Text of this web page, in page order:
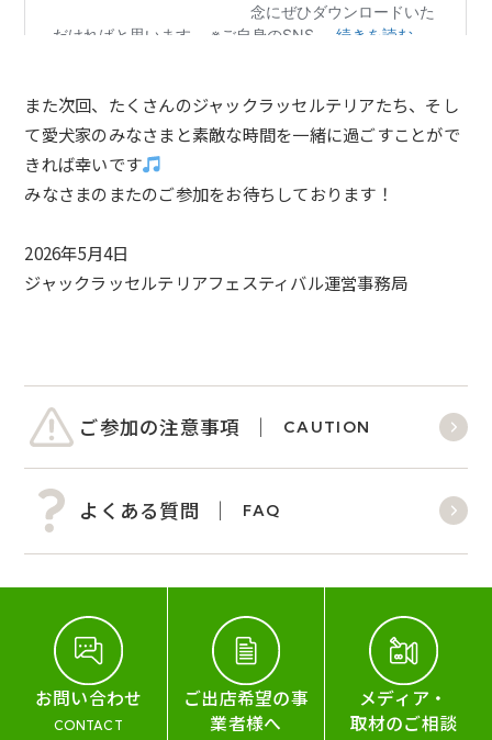
また次回、たくさんのジャックラッセルテリアたち、そし
て愛犬家のみなさまと素敵な時間を一緒に過ごすことがで
きれば幸いです
みなさまのまたのご参加をお待ちしております！
2026年5月4日
ジャックラッセルテリアフェスティバル運営事務局
ご参加の注意事項 CAUTION
よくある質問 FAQ
お問い合わせ
CONTACT
ご出店希望の事
業者様へ
メディア・
取材のご相談